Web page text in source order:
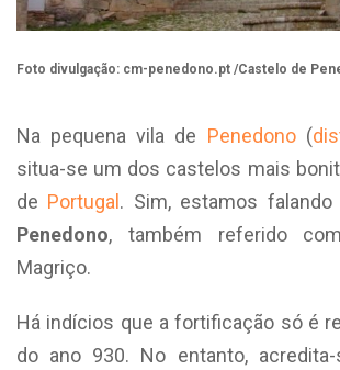
Foto divulgação: cm-penedono.pt /Castelo de
Na pequena vila de Penedono(
situa-se um dos castelos mais
de Portugal . Sim, estamos falando
Penedono, também referido
Magriço.
Há indícios que a fortificação só é
do ano 930. No entanto,